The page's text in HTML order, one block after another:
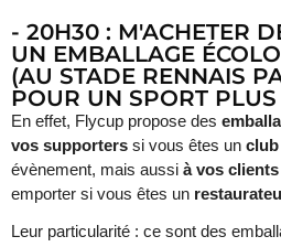
- 20H30 : M'ACHETER
UN EMBALLAGE
(AU STADE RENNAIS
POUR UN SPORT
En effet, Flycup propose des
vos supporters si vous êtes un club
évènement, mais aussi à vos clients
emporter si vous êtes un
Leur particularité : ce sont des